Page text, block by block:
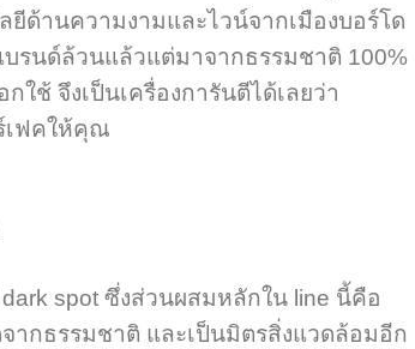
ด้านความงามและไวน์จากเมืองบอร์โด
รนด์ล้วนแล้วแต่มาจากธรรมชาติ 100%
ใช้ จึงเป็นเครื่องการันตีได้เลยว่า
เฟคให้คุณ
spot ซึ่งส่วนผสมหลักใน line นี้คือ
ากธรรมชาติ และเป็นมิตรสิ่งแวดล้อมอีก